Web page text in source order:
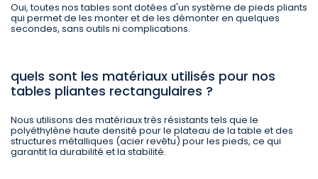
Oui, toutes nos tables sont dotées d'un système de pieds pliants
qui permet de les monter et de les démonter en quelques
secondes, sans outils ni complications.
quels sont les matériaux utilisés pour nos
tables pliantes rectangulaires ?
Nous utilisons des matériaux très résistants tels que le
polyéthylène haute densité pour le plateau de la table et des
structures métalliques (acier revêtu) pour les pieds, ce qui
garantit la durabilité et la stabilité.